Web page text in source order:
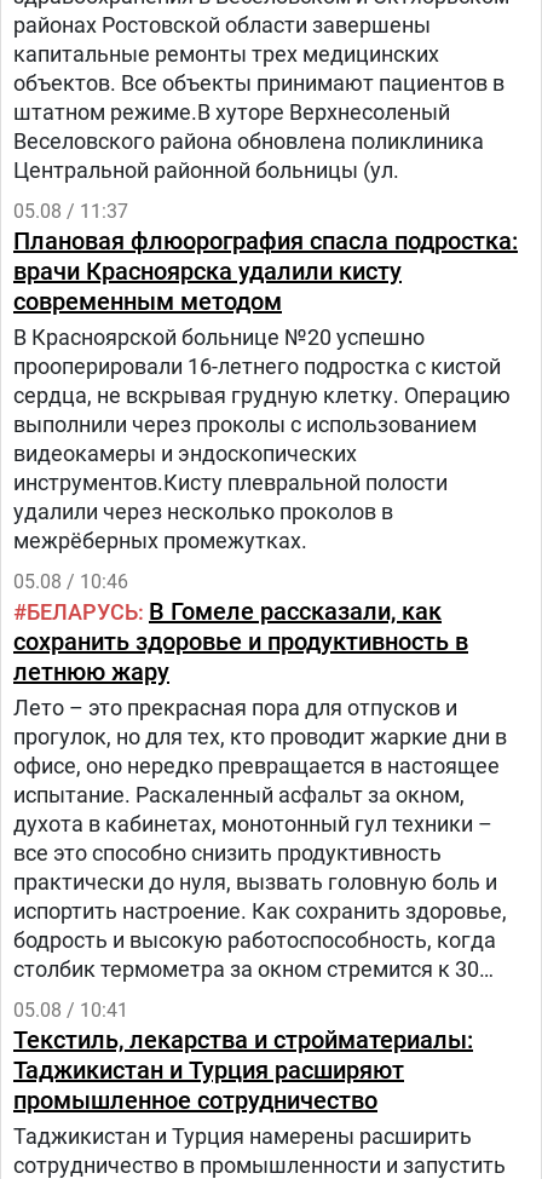
районах Ростовской области завершены
капитальные ремонты трех медицинских
объектов. Все объекты принимают пациентов в
штатном режиме.В хуторе Верхнесоленый
Веселовского района обновлена поликлиника
Центральной районной больницы (ул.
05.08 / 11:37
Плановая флюорография спасла подростка:
врачи Красноярска удалили кисту
современным методом
В Красноярской больнице №20 успешно
прооперировали 16-летнего подростка с кистой
сердца, не вскрывая грудную клетку. Операцию
выполнили через проколы с использованием
видеокамеры и эндоскопических
инструментов.Кисту плевральной полости
удалили через несколько проколов в
межрёберных промежутках.
05.08 / 10:46
БЕЛАРУСЬ В Гомеле рассказали, как
сохранить здоровье и продуктивность в
летнюю жару
Лето – это прекрасная пора для отпусков и
прогулок, но для тех, кто проводит жаркие дни в
офисе, оно нередко превращается в настоящее
испытание. Раскаленный асфальт за окном,
духота в кабинетах, монотонный гул техники –
все это способно снизить продуктивность
практически до нуля, вызвать головную боль и
испортить настроение. Как сохранить здоровье,
бодрость и высокую работоспособность, когда
столбик термометра за окном стремится к 30
градусам и выше? – рассказала заведующий
отделом общественного здоровья Анастасия
Степанькова.
05.08 / 10:41
Текстиль, лекарства и стройматериалы:
Таджикистан и Турция расширяют
промышленное сотрудничество
Таджикистан и Турция намерены расширить
сотрудничество в промышленности и запустить